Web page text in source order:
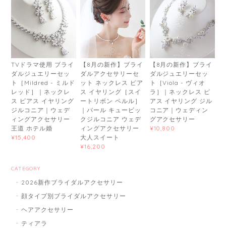
TVドラマ使用 ブライ
ダルジュエリーセッ
ト［Mildred - ミルド
レッド］｜ネックレ
ス ピアス イヤリング
ジルコニア｜ウェデ
ィングアクセサリー
王道 ホテル婚
¥15,400
【8月の新作】ブライ
ダルアクセサリーセ
ット ネックレス ピア
ス イヤリング［スイ
ートリボン ペルル］
｜パール キュービッ
クジルコニア ウェデ
ィングアクセサリー
大人スイート
¥16,200
【8月の新作】ブライ
ダルジュエリーセッ
ト［Viola - ヴィオ
ラ］｜ネックレス ピ
アス イヤリング ジル
コニア｜ウェディン
グアクセサリー
¥10,800
CATEGORY
2026新作ブライダルアクセサリー
顔タイプ別ブライダルアクセサリー
ヘアアクセサリー
ティアラ